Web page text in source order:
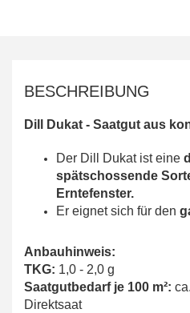
BESCHREIBUNG
Dill Dukat - Saatgut aus
Der Dill Dukat ist eine
spätschossende
Erntefenster.
Er eignet sich für den
Anbauhinweis:
TKG: 1,0 - 2,0 g
Saatgutbedarf je 100 m²:
Direktsaat